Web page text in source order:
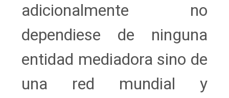
adicionalmente no
dependiese de ninguna
entidad mediadora sino de
una red mundial y